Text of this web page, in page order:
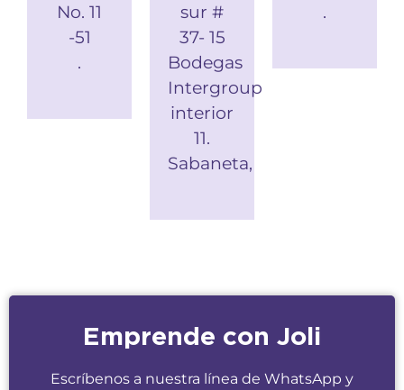
No. 11
-51
.
sur #
37- 15
Bodegas
Intergroup
interior
11.
Sabaneta,
.
Emprende con Joli
Escríbenos a nuestra línea de WhatsApp y